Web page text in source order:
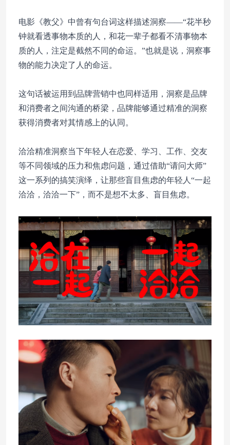
电影《教父》中曾有句台词这样描述洞察——“花半秒
钟就看透事物本质的人，和花一辈子都看不清事物本
质的人，注定是截然不同的命运。”也就是说，洞察事
物的能力决定了人的命运。
这句话被运用到品牌营销中也同样适用，洞察是品牌
和消费者之间沟通的桥梁，品牌能够通过精准的洞察
获得消费者对其情感上的认同。
洽洽精准洞察当下年轻人在恋爱、学习、工作、交友
等不同领域的压力和焦虑问题，通过借助“请问大师”
这一系列的搞笑演绎，让那些盲目焦虑的年轻人“一起
洽洽，洽洽一下”，而不是想不太多、盲目焦虑。